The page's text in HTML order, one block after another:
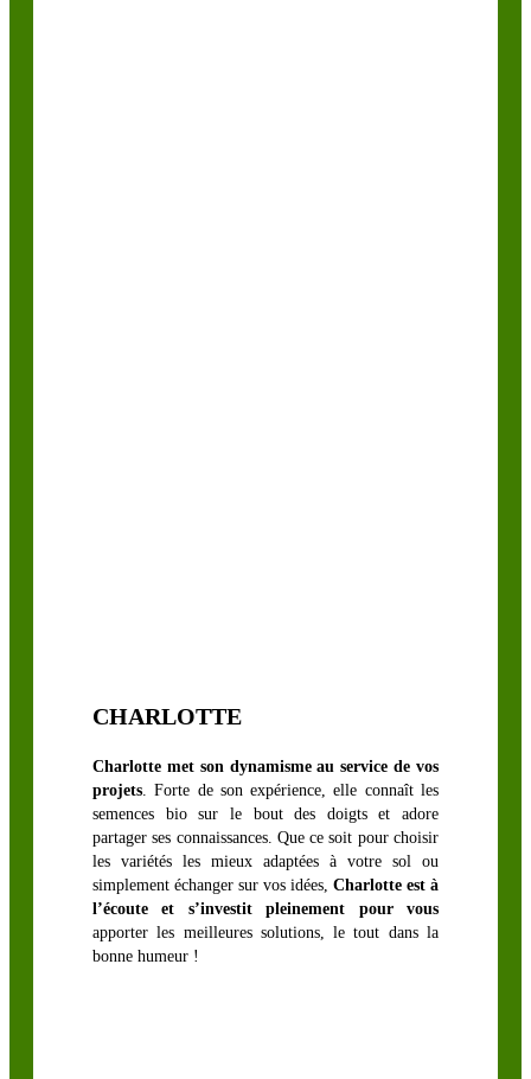
biologique
Sainfoin,
Mélilot,
Séradelle &
Cameline
Trèfle blanc
Trèfle
d’Alexandrie
CHARLOTTE
Charlotte met son dynamisme au service de vos
projets. Forte de son expérience, elle connaît les
semences bio sur le bout des doigts et adore
partager ses connaissances. Que ce soit pour choisir
les variétés les mieux adaptées à votre sol ou
simplement échanger sur vos idées, Charlotte est à
l’écoute et s’investit pleinement pour vous
apporter les meilleures solutions, le tout dans la
bonne humeur !